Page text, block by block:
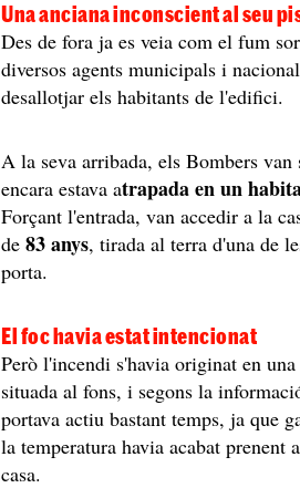
Una anciana inconscient al seu
Des de fora ja es veia com el fum
diversos agents municipals i
desallotjar els habitants de l'edifici.
A la seva arribada, els Bombers van
encara estava atrapada en un
Forçant l'entrada, van accedir a la
de83 anys, tirada al terra d'una de
porta.
El foc havia estat intencionat
Però l'incendi s'havia originat en
situada al fons, i segons la
portava actiu bastant temps, ja que
la temperatura havia acabat prenent
casa.